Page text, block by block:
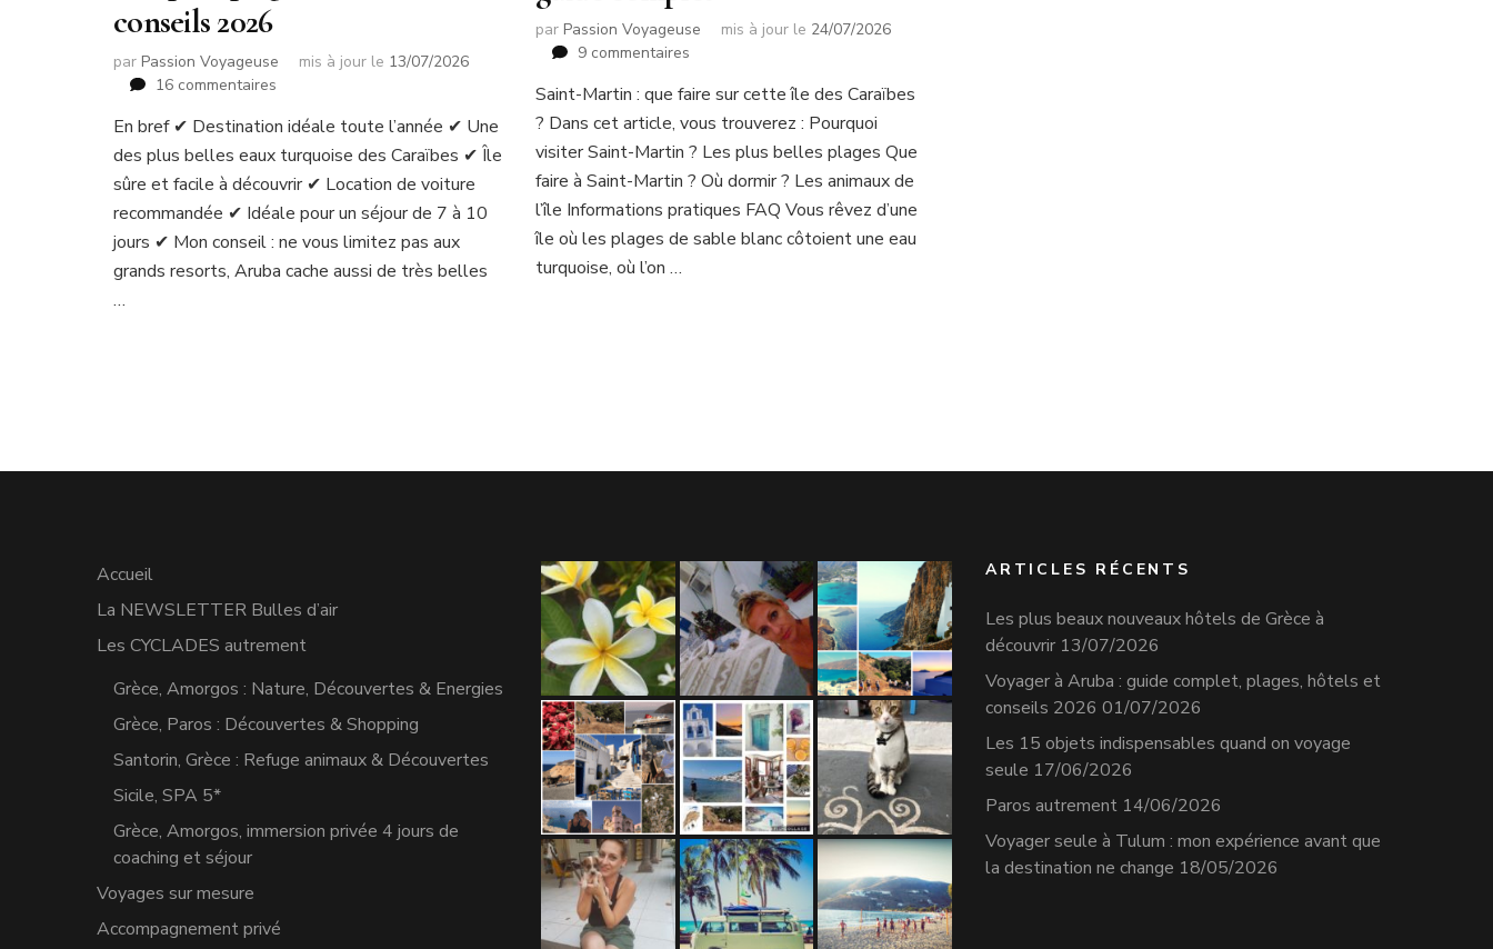
conseils 2026
par Passion Voyageuse mis à jour le 13/07/2026
16 commentaires
à
Aruba
:
complet,
plages,
hôtels
En bref ✔ Destination idéale toute l’année ✔ Une
des plus belles eaux turquoise des Caraïbes ✔ Île
sûre et facile à découvrir ✔ Location de voiture
recommandée ✔ Idéale pour un séjour de 7 à 10
jours ✔ Mon conseil : ne vous limitez pas aux
grands resorts, Aruba cache aussi de très belles
…
par Passion Voyageuse mis à jour le 24/07/2026
9 commentairessur
Martin
:
que
faire
sur
cette
île
Saint-Martin : que faire sur cette île des Caraïbes
? Dans cet article, vous trouverez : Pourquoi
visiter Saint-Martin ? Les plus belles plages Que
faire à Saint-Martin ? Où dormir ? Les animaux de
l’île Informations pratiques FAQ Vous rêvez d’une
île où les plages de sable blanc côtoient une eau
turquoise, où l’on …
Accueil
La NEWSLETTER Bulles d’air
Les CYCLADES autrement
Grèce, Amorgos : Nature, Découvertes & Energies
Grèce, Paros : Découvertes & Shopping
Santorin, Grèce : Refuge animaux & Découvertes
Sicile, SPA 5*
Grèce, Amorgos, immersion privée 4 jours de
coaching et séjour
Voyages sur mesure
Accompagnement privé
ARTICLES RÉCENTS
Les plus beaux nouveaux hôtels de Grèce à
découvrir 13/07/2026
Voyager à Aruba : guide complet, plages, hôtels et
conseils 2026 01/07/2026
Les 15 objets indispensables quand on voyage
seule 17/06/2026
Paros autrement 14/06/2026
Voyager seule à Tulum : mon expérience avant que
la destination ne change 18/05/2026